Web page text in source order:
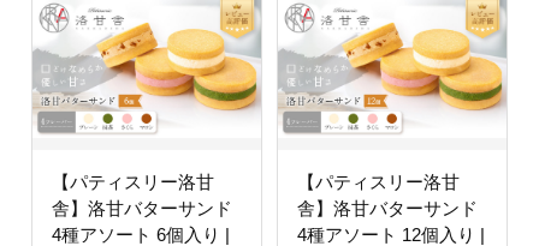
【パティスリー洛甘
舎】洛甘バターサンド
4種アソート 6個入り |
【パティスリー洛甘
舎】洛甘バターサンド
4種アソート 12個入り |